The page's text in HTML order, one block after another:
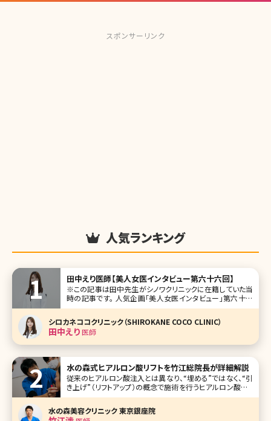
スポンサーリンク
人気ランキング
田中えり医師【美人女医インタビュー第六十六回】
※この記事は田中先生がシノワクリニックに在籍していた当
時の記事です。 人気企画「美人女医インタビュー」第六十六
回は、東京・神宮前のシノワクリニック（CHINOWA CLINIC）の
田中えり（たなか えり）先生です。 シノワクリニックは、渋谷と
原宿（明治神宮前）の中間エリアに位置する美容外科・
シロカネココクリニック（SHIROKANE COCO CLINIC）
田中えり医師
水の森式ヒアルロン酸リフトを竹江総院長が詳細解説
従来のヒアルロン酸注入とは異なり、“埋める”ではなく、“引
き上げ”（リフトアップ）の概念で施術を行うヒアルロン酸リフ
ト。現在テレビや雑誌でも取り上げられ、注目されています。
水の森美容外科総院長の竹江先生にヒアルロン酸リフトに
ついて、他のエイジング治療との比較もまじえながら、わかり
水の森美容クリニック 東京銀座院